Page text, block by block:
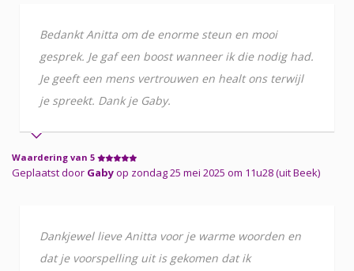
Bedankt Anitta om de enorme steun en mooi
gesprek. Je gaf een boost wanneer ik die nodig had.
Je geeft een mens vertrouwen en healt ons terwijl
je spreekt. Dank je Gaby.
Waardering van 5
Geplaatst door Gabyop zondag 25 mei 2025 om 11u28 (uit Beek)
Dankjewel lieve Anitta voor je warme woorden en
dat je voorspelling uit is gekomen dat ik